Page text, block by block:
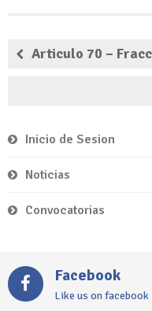
Articulo 70 –
Inicio de Sesion
Noticias
Convocatorias
Facebook
Like us on facebook